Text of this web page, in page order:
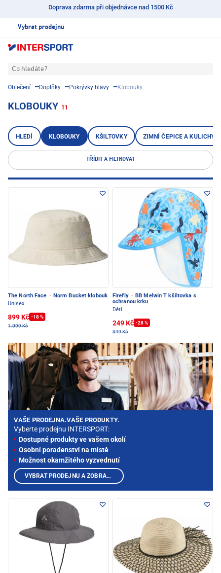
Doprava zdarma při objednávce nad 1500 Kč
Vybrat prodejnu
Co hledáte?
Oblečení Doplňky Pokrývky hlavy Klobouky
KLOBOUKY 11
HLEDÍ KLOBOUKY KŠILTOVKY ZIMNÍ ČEPICE A KULICHY
TŘÍDIT A FILTROVAT
The North Face · Norm Bucket klobouk
Unisex
899 Kč -18 %
1.099 Kč
Firefly · BB Melwin T kšiltovka s
ochranou krku
Děti
249 Kč -28 %
349 Kč
VAŠE PRODEJNA.VAŠE PRODUKTY.
Vyberte prodejnu INTERSPORT:
Dostupné produkty ve vašem okolí
Osobní poradenství na místě
Možnost okamžitého vyzvednutí
VYBRAT PRODEJNU A ZOBRAZIT PRODUKTY